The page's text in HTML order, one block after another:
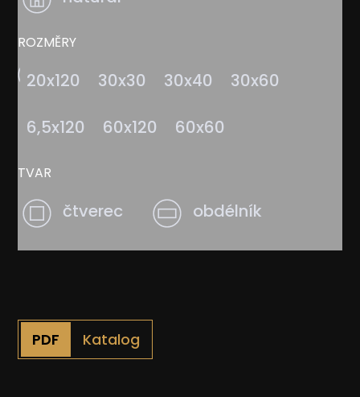
ROZMĚRY
20x120 30x30 30x40 30x60
6,5x120 60x120 60x60
TVAR
čtverec obdélník
Katalog